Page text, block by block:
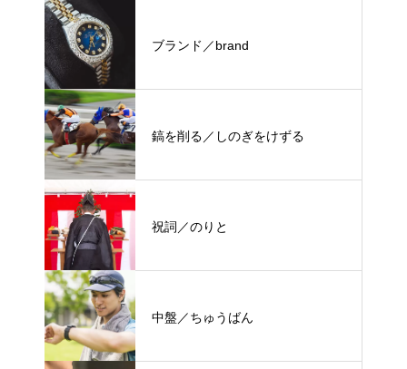
ブランド／brand
鎬を削る／しのぎをけずる
祝詞／のりと
中盤／ちゅうばん